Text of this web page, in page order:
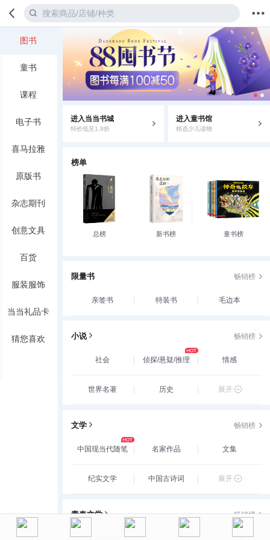
值得买 我的当当
图书
童书
课程
电子书
喜马拉雅
原版书
杂志期刊
创意文具
百货
服装服饰
当当礼品卡
猜您喜欢
进入当当书城
特价低至1.9折
进入童书馆
精选少儿读物
榜单
总榜 新书榜 童书榜
限量书 畅销榜
亲签书 特装书 毛边本
小说 畅销榜
社会 侦探/悬疑/推理 情感
世界名著 历史 展开
文学 畅销榜
中国现当代随笔 名家作品 文集
纪实文学 中国古诗词 展开
青春文学 畅销榜
玄幻/新武侠/魔幻/